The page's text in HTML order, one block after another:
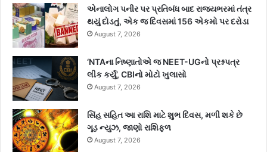
એનાલોગ પનીર પર પ્રતિબંધ બાદ રાજ્યભરમાં તંત્ર
થયું દોડતું, એક જ દિવસમાં 156 એકમો પર દરોડા
August 7, 2026
‘NTAના નિષ્ણાતોએ જ NEET-UGનો પ્રશ્નપત્ર
લીક કર્યું’, CBIનો મોટો ખુલાસો
August 7, 2026
સિંહ સહિત આ રાશિ માટે શુભ દિવસ, મળી શકે છે
ગૂડ ન્યુઝ, જાણો રાશિફળ
August 7, 2026